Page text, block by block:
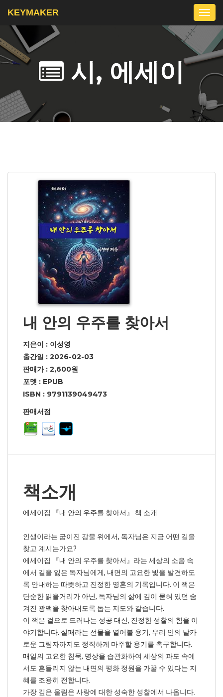
KEYMAKER
시, 에세이
내 안의 우주를 찾아서
지은이 : 이성영
출간일 : 2026-02-03
판매가 : 2,600원
포멧 : EPUB
ISBN : 9791139049473
판매서점
책소개
에세이집 『내 안의 우주를 찾아서』 책 소개
인생이라는 굽이진 강물 위에서, 독자님은 지금 어떤 길을
찾고 계시는가요?
에세이집 『내 안의 우주를 찾아서』라는 세상의 소음 속
에서 길을 잃은 독자님에게, 내면의 고요한 빛을 발견하도
록 안내하는 따뜻하고 진정한 영혼의 기록입니다. 이 책은
단순한 읽을거리가 아닌, 독자님의 삶에 깊이 묻혀 있던 숨
겨진 광맥을 찾아내도록 돕는 지도와 같습니다.
이 책은 겉으로 드러나는 성공 대신, 진정한 성찰의 힘을 이
야기합니다. 실패라는 선물을 열어볼 용기, 우리 안의 날카
로운 그림자까지도 정직하게 마주할 용기를 촉구합니다.
매일의 고요한 침묵, 명상을 습관화하여 세상의 파도 속에
서도 흔들리지 않는 내면의 평화 정원을 가꿀 수 있다는 지
혜를 조용히 전합니다.
가장 깊은 울림은 사랑에 대한 성숙한 성찰에서 나옵니다.